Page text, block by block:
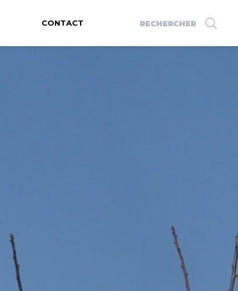
CONTACT Search